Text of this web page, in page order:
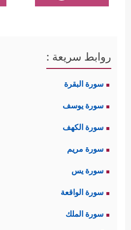
روابط سريعة :
سورة البقرة
سورة يوسف
سورة الكهف
سورة مريم
سورة يس
سورة الواقعة
سورة الملك